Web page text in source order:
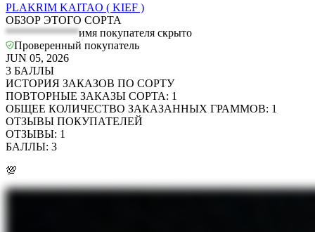
PLAKRIM KAITAO ( KIEF )
ОБЗОР ЭТОГО СОРТА
*************имя покупателя скрыто
Проверенный покупатель
JUN 05, 2026
3 БАЛЛЫ
ИСТОРИЯ ЗАКАЗОВ ПО СОРТУ
ПОВТОРНЫЕ ЗАКАЗЫ СОРТА: 1
ОБЩЕЕ КОЛИЧЕСТВО ЗАКАЗАННЫХ ГРАММОВ: 1
ОТЗЫВЫ ПОКУПАТЕЛЕЙ
ОТЗЫВЫ: 1
БАЛЛЫ: 3
💯